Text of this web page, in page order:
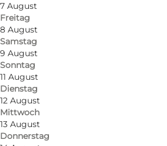
7 August
Freitag
8 August
Samstag
9 August
Sonntag
11 August
Dienstag
12 August
Mittwoch
13 August
Donnerstag